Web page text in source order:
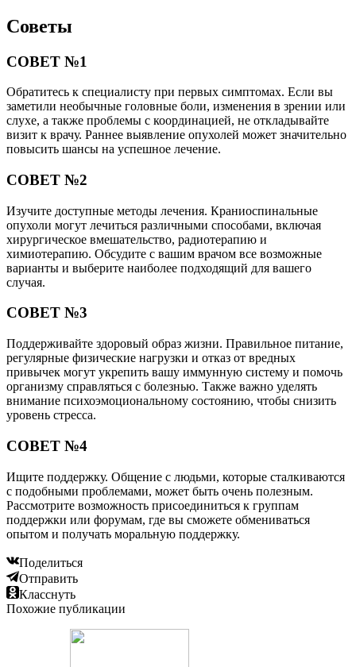
Советы
СОВЕТ №1
Обратитесь к специалисту при первых симптомах. Если вы
заметили необычные головные боли, изменения в зрении или
слухе, а также проблемы с координацией, не откладывайте
визит к врачу. Раннее выявление опухолей может значительно
повысить шансы на успешное лечение.
СОВЕТ №2
Изучите доступные методы лечения. Краниоспинальные
опухоли могут лечиться различными способами, включая
хирургическое вмешательство, радиотерапию и
химиотерапию. Обсудите с вашим врачом все возможные
варианты и выберите наиболее подходящий для вашего
случая.
СОВЕТ №3
Поддерживайте здоровый образ жизни. Правильное питание,
регулярные физические нагрузки и отказ от вредных
привычек могут укрепить вашу иммунную систему и помочь
организму справляться с болезнью. Также важно уделять
внимание психоэмоциональному состоянию, чтобы снизить
уровень стресса.
СОВЕТ №4
Ищите поддержку. Общение с людьми, которые сталкиваются
с подобными проблемами, может быть очень полезным.
Рассмотрите возможность присоединиться к группам
поддержки или форумам, где вы сможете обмениваться
опытом и получать моральную поддержку.
Поделиться
Отправить
Класснуть
Похожие публикации